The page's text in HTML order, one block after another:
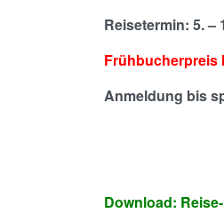
Reisetermin: 5. –
Frühbucherpreis
Anmeldung bis
Download: